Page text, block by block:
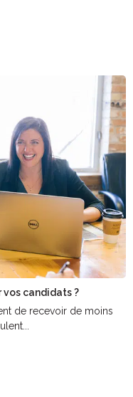
vos candidats ?
de recevoir de moins